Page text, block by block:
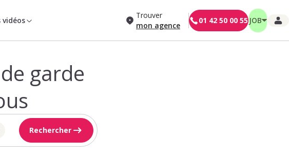
vidéos
Trouver
mon agence
01 42 50 00 55 JOB
garde
Rechercher